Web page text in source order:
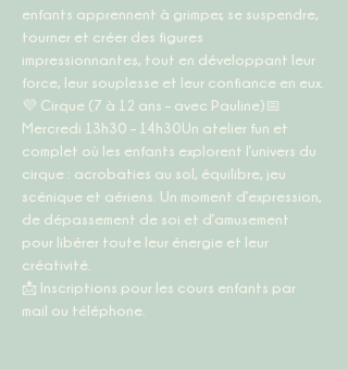
enfants apprennent à grimper, se suspendre,
tourner et créer des figures
impressionnantes, tout en développant leur
force, leur souplesse et leur confiance en eux.
💜 Cirque (7 à 12 ans – avec Pauline) 📅
Mercredi 13h30 – 14h30Un atelier fun et
complet où les enfants explorent l’univers du
cirque : acrobaties au sol, équilibre, jeu
scénique et aériens. Un moment d’expression,
de dépassement de soi et d’amusement
pour libérer toute leur énergie et leur
créativité.
📩 Inscriptions pour les cours enfants par
mail ou téléphone.